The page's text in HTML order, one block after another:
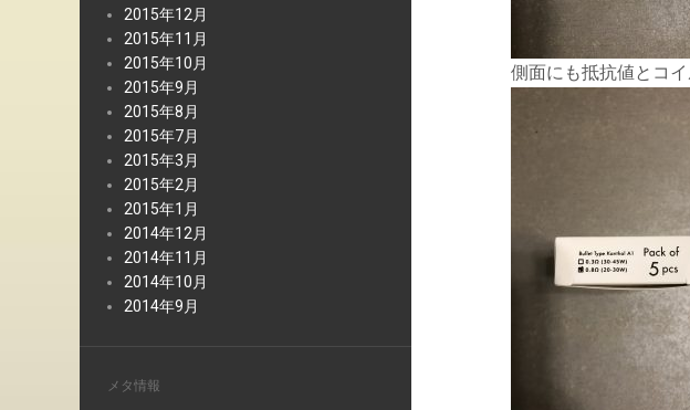
2015年12月
2015年11月
2015年10月
2015年9月
2015年8月
2015年7月
2015年3月
2015年2月
2015年1月
2014年12月
2014年11月
2014年10月
2014年9月
メタ情報
側面にも抵抗値とコ